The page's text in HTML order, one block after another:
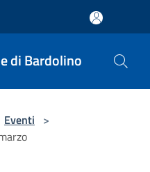
di Bardolino
Eventi >